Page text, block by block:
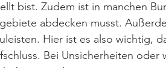
bist. Zudem ist in manchen
abdecken musst.
Hier ist es also wichtig,
Bei Unsicherheiten